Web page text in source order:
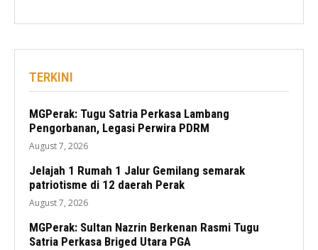
TERKINI
MGPerak: Tugu Satria Perkasa Lambang
Pengorbanan, Legasi Perwira PDRM
August 7, 2026
Jelajah 1 Rumah 1 Jalur Gemilang semarak
patriotisme di 12 daerah Perak
August 7, 2026
MGPerak: Sultan Nazrin Berkenan Rasmi Tugu
Satria Perkasa Briged Utara PGA